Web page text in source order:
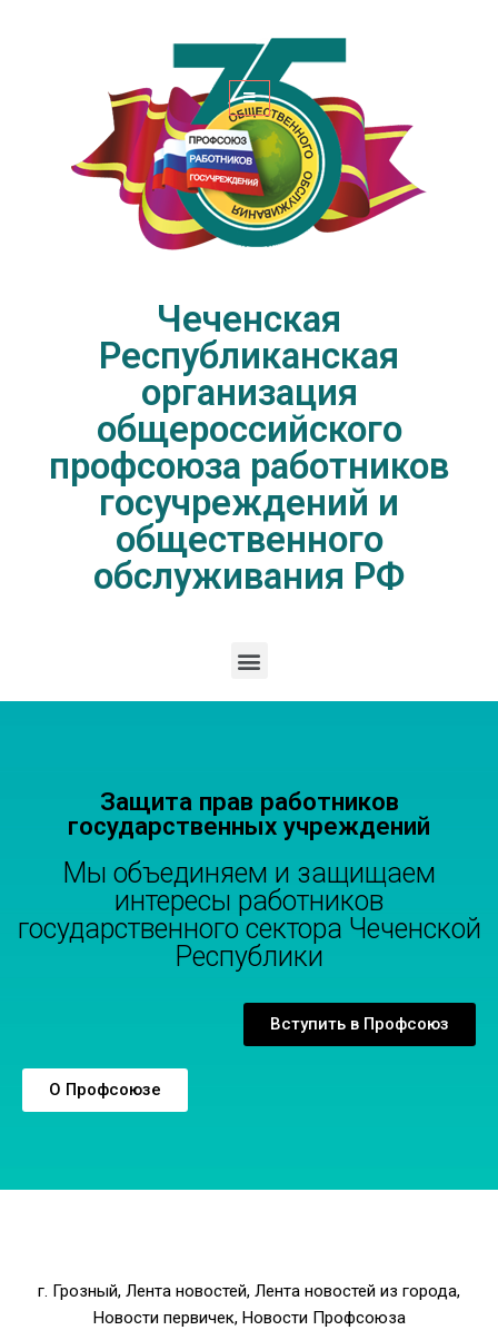
Чеченская Республиканская
организация общероссийского
профсоюза работников
госучреждений и общественного
обслуживания РФ
Чеченская
Республиканская
организация
общероссийского
профсоюза работников
госучреждений и
общественного
обслуживания РФ
Защита прав работников
государственных учреждений
Мы объединяем и защищаем
интересы работников
государственного сектора Чеченской
Республики
Вступить в Профсоюз
О Профсоюзе
г. Грозный, Лента новостей, Лента новостей из города,
Новости первичек, Новости Профсоюза